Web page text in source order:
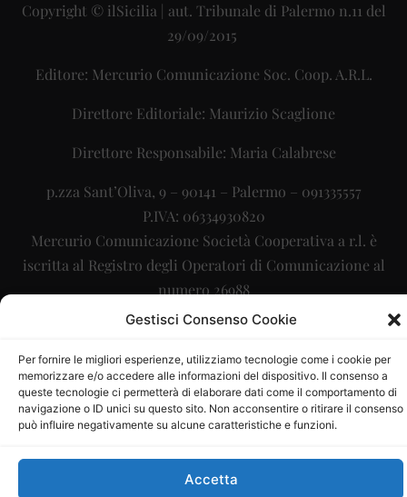
Gestisci Consenso Cookie
Per fornire le migliori esperienze, utilizziamo tecnologie come i cookie per
memorizzare e/o accedere alle informazioni del dispositivo. Il consenso a
queste tecnologie ci permetterà di elaborare dati come il comportamento di
navigazione o ID unici su questo sito. Non acconsentire o ritirare il consenso
può influire negativamente su alcune caratteristiche e funzioni.
Accetta
Copyright © ilSicilia | aut. Tribunale di Palermo n.11 del
29/09/2015
Editore: Mercurio Comunicazione Soc. Coop. A.R.L.
Direttore Editoriale: Maurizio Scaglione
Direttore Responsabile: Maria Calabrese
p.zza Sant’Oliva, 9 – 90141 – Palermo – 091335557
P.IVA: 06334930820
Mercurio Comunicazione Società Cooperativa a r.l. è
iscritta al Registro degli Operatori di Comunicazione al
numero 26988
Sito gestito daLa Digitale srl– info@ladigitale.it